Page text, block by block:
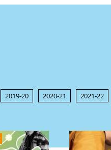
2019-20 2020-21 2021-22